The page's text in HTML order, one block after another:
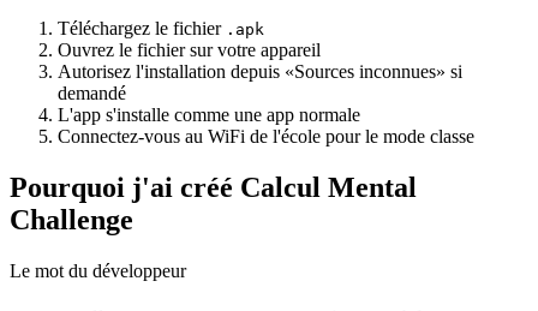
Téléchargez le fichier .apk
Ouvrez le fichier sur votre appareil
Autorisez l'installation depuis «Sources inconnues» si
demandé
L'app s'installe comme une app normale
Connectez-vous au WiFi de l'école pour le mode classe
Pourquoi j'ai créé Calcul Mental
Challenge
Le mot du développeur